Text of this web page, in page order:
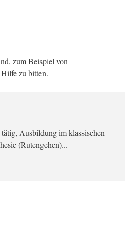
zum Beispiel von
zu bitten.
Ausbildung im klassischen
(Rutengehen)...